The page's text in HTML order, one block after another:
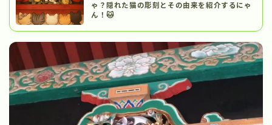
ゃ？隠れた猫の彫刻とその由来を紹介するにゃ
ん！🐱